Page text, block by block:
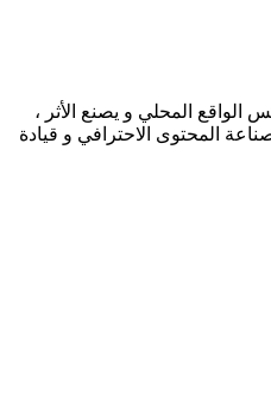
المحلي و يصنع الأثر ،
المحتوى الاحترافي و قيادة